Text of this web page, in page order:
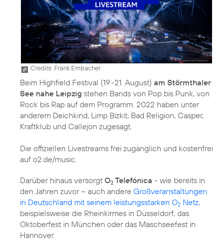
Credits: Frank Embacher
Beim Highfield Festival (19.-21. August) am Störmthaler
See nahe Leipzig stehen Bands von Pop bis Punk, von
Rock bis Rap auf dem Programm. 2022 haben unter
anderem Deichkind, Limp Bizkit, Bad Religion, Casper,
Kraftklub und Callejon zugesagt.
Die offiziellen Livestreams frei zugänglich und kostenfrei
auf o2.de/music.
Darüber hinaus versorgt O2 Telefónica - wie bereits in
den Jahren zuvor – auch andere Großveranstaltungen
in Deutschland mit seinem leistungsstarken O2 Netz,
beispielsweise die Rheinkirmes in Düsseldorf, das
Oktoberfest in München oder das Maschseefest in
Hannover.